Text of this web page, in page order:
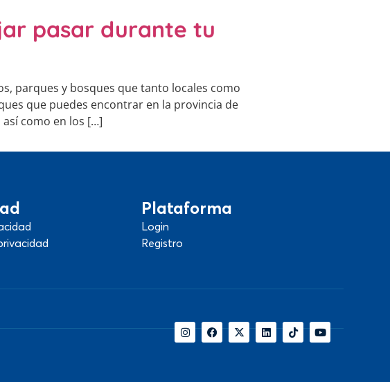
pasar durante tu
parques y bosques que tanto locales como
que puedes encontrar en la provincia de
como en los […]
Plataforma
Login
Registro